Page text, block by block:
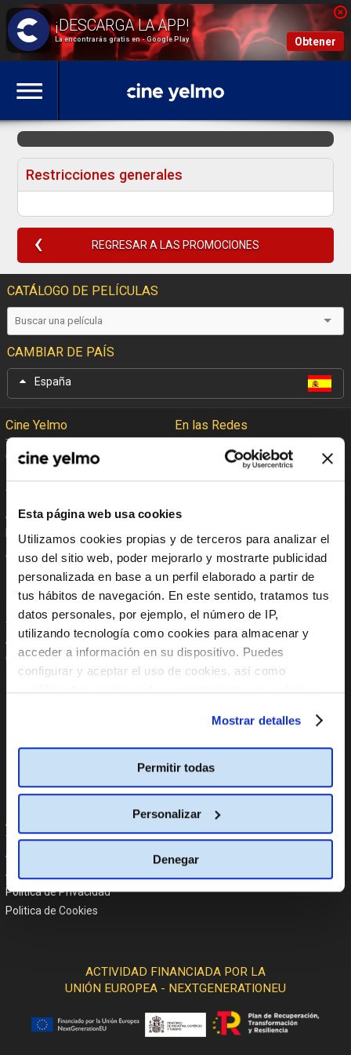
La encontrarás gratis en - Google Play Obtener
Esta página web usa cookies
Utilizamos cookies propias y de terceros para analizar el
uso del sitio web, poder mejorarlo y mostrarte publicidad
personalizada en base a un perfil elaborado a partir de
tus hábitos de navegación. En este sentido, tratamos tus
datos personales, por ejemplo, el número de IP,
utilizando tecnología como cookies para almacenar y
acceder a información en su dispositivo. Puedes
configurar y aceptar el uso de cookies, así como
modificar tus opciones de consentimiento en cualquier
Mostrar detalles
Permitir todas
Personalizar
Denegar
Restricciones generales
REGRESAR A LAS PROMOCIONES
CATÁLOGO DE PELÍCULAS
CAMBIAR DE PAÍS
España
Cine Yelmo
Garantía Cine Yelmo
Trabaja con nosotros
Anúnciate en Cine Yelmo
Reservas de colegios
Apoyo Institucional
En las Redes
Tik Tok
YouTube
Linkedin
Aplicaciones móviles
En tu Móvil
App Store
Google Play
Políticas
Código global de integridad
Política internacional
anticorrupción
Política Global de Protección
Política Global de Diversidad,
No Discriminación y No Acoso
Línea de Denuncia
Informe PCbCR
Ayuda
Atención al cliente
Aviso Legal
Política de Privacidad
Politica de Cookies
ACTIVIDAD FINANCIADA POR LA
UNIÓN EUROPEA - NEXTGENERATIONEU